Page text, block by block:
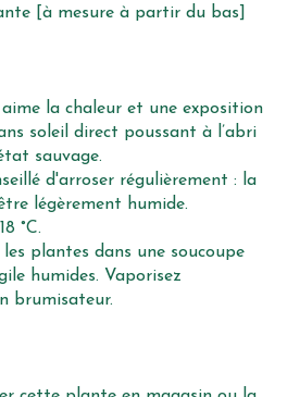
[à mesure à partir du bas]
la chaleur et une exposition
soleil direct poussant à l’abri
sauvage.
d'arroser régulièrement : la
légèrement humide.
°C.
plantes dans une soucoupe
humides. Vaporisez
brumisateur.